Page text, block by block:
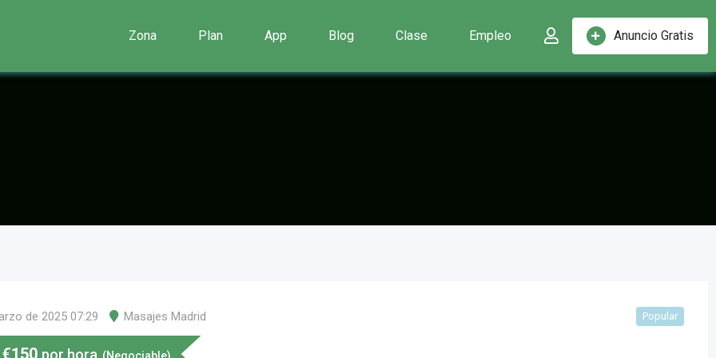
Anuncio Gratis
Zona Plan App Blog Clase Empleo
de 2025 07:29 Masajes Madrid Popular
€150 por hora